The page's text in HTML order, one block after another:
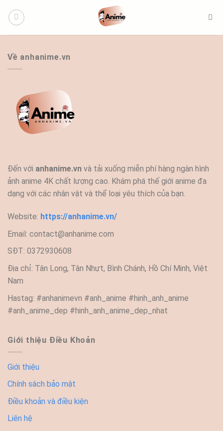
qua
Về anhanime.vn
Đến với anhanime.vn và tải xuống miễn phí hàng ngàn hình
ảnh anime 4K chất lượng cao. Khám phá thế giới anime đa
dạng với các nhân vật và thể loại yêu thích của bạn.
Website: https://anhanime.vn/
Email: contact@anhanime.com
SĐT: 0372930608
Địa chỉ: Tân Long, Tân Nhựt, Bình Chánh, Hồ Chí Minh, Việt
Nam
Hastag: #anhanimevn #anh_anime #hinh_anh_anime
#anh_anime_dep #hinh_anh_anime_dep_nhat
Giới thiệu Điều Khoản
Giới thiệu
Chính sách bảo mật
Điều khoản và điều kiện
Liên hệ